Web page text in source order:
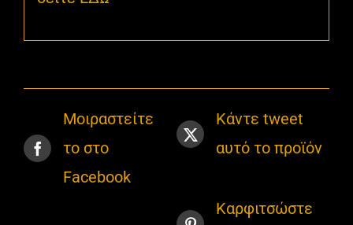
Μοιραστείτε
το στο
Facebook
Κάντε tweet
αυτό το προϊόν
Καρφιτσώστε